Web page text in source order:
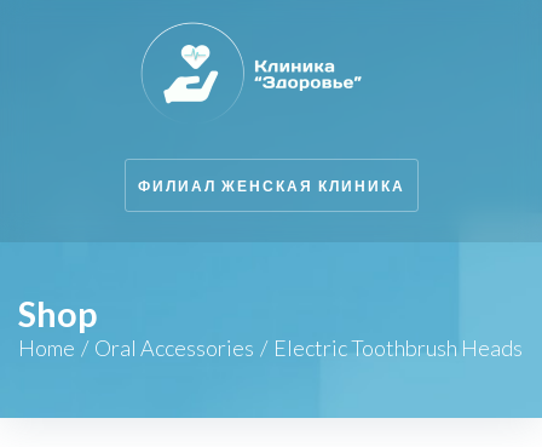
ФИЛИАЛ ЖЕНСКАЯ КЛИНИКА
Shop
Home / Oral Accessories / Electric Toothbrush Heads